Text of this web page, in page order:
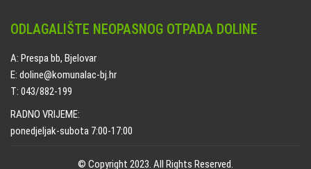
ODLAGALIŠTE NEOPASNOG OTPADA DOLINE
A: Prespa bb, Bjelovar
E: doline@komunalac-bj.hr
T: 043/882-199
RADNO VRIJEME:
ponedjeljak-subota 7:00-17:00
© Copyright 2023. All Rights Reserved.